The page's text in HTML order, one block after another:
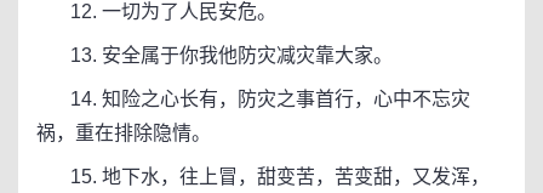
12. 一切为了人民安危。
13. 安全属于你我他防灾减灾靠大家。
14. 知险之心长有，防灾之事首行，心中不忘灾
祸，重在排除隐情。
15. 地下水，往上冒，甜变苦，苦变甜，又发浑，